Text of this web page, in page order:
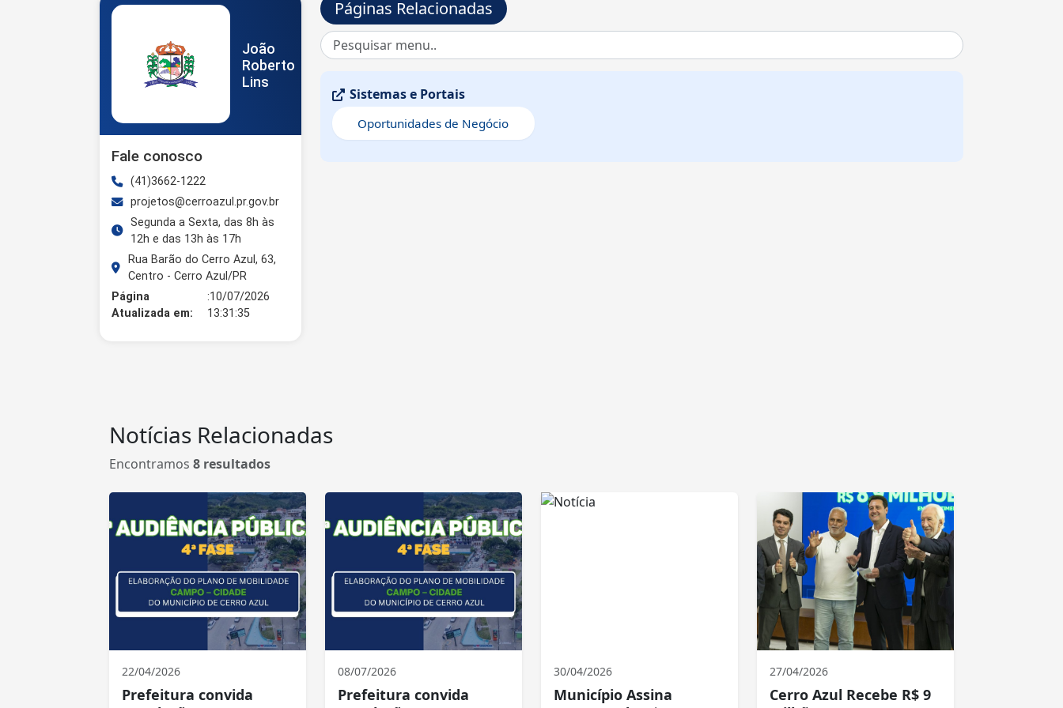
João
Roberto
Lins
Fale conosco
(41)3662-1222
projetos@cerroazul.pr.gov.br
Segunda a Sexta, das 8h às
12h e das 13h às 17h
Rua Barão do Cerro Azul, 63,
Centro - Cerro Azul/PR
Página
Atualizada em:
:10/07/2026
13:31:35
Páginas Relacionadas
Sistemas e Portais
Oportunidades de Negócio
Notícias Relacionadas
Encontramos 8 resultados
22/04/2026
Prefeitura convida
08/07/2026
Prefeitura convida
30/04/2026
Município Assina
27/04/2026
Cerro Azul Recebe R$ 9